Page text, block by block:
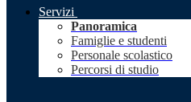
Servizi
Panoramica
Famiglie e studenti
Personale scolastico
Percorsi di studio